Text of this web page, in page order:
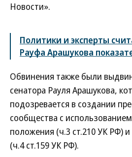
Новости».
Политики и эксперты
Рауфа Арашукова
Обвинения также были
сенатора Рауля Арашукова,
подозревается в создании
сообщества с
положения (ч.3 ст.210 УК РФ)
(ч.4 ст.159 УК РФ).